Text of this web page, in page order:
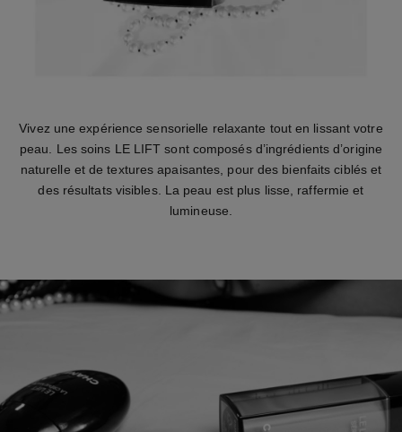
Vivez une expérience sensorielle relaxante tout en lissant votre
peau. Les soins LE LIFT sont composés d’ingrédients d’origine
naturelle et de textures apaisantes, pour des bienfaits ciblés et
des résultats visibles. La peau est plus lisse, raffermie et
lumineuse.